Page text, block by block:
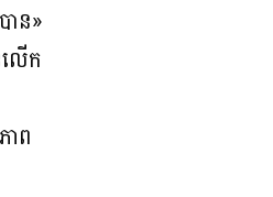
ាន»
លើក
ាព